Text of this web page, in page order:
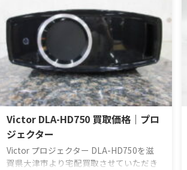
Victor DLA-HD750 買取価格｜プロ
ジェクター
Victor プロジェクター DLA-HD750を滋
賀県大津市より宅配買取させていただき